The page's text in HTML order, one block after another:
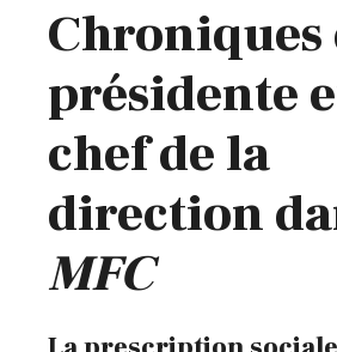
Chroniques
présidente
chef de la
direction
MFC